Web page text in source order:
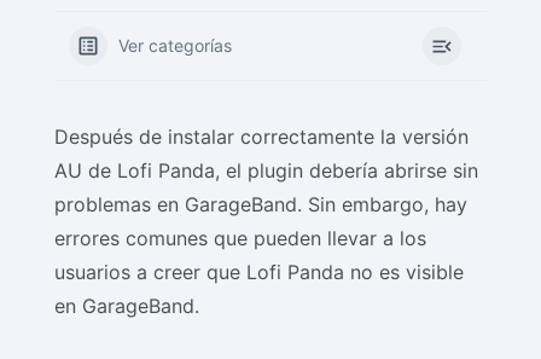
Ver categorías
Después de instalar correctamente la versión
AU de Lofi Panda, el plugin debería abrirse sin
problemas en GarageBand. Sin embargo, hay
errores comunes que pueden llevar a los
usuarios a creer que Lofi Panda no es visible
en GarageBand.